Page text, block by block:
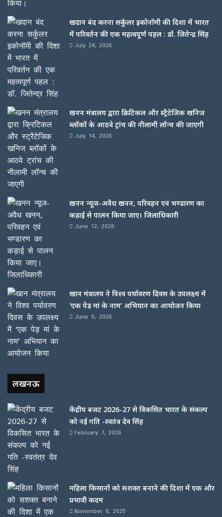
खदान बंद करना सर्कुलर इकोनॉमी की दिशा में भारत
में परिवर्तन की एक महत्वपूर्ण पहल : डॉ. जितेन्द्र सिंह
July 24, 2026
खनन मंत्रालय द्वारा क्रिटिकल और स्ट्रैटेजिक खनिज
ब्लॉकों के आठवे ट्रांच की नीलामी लॉन्च की जाएगी
July 14, 2026
खनन न्यूज-अवैध खनन, परिवहन एवं भण्डारण का
कड़ाई से पालन किया जाए। जिलाधिकारी
June 12, 2026
खान मंत्रालय ने विश्व पर्यावरण दिवस के उपलक्ष्य में
‘एक पेड़ मां के नाम’ अभियान का आयोजन किया
June 5, 2026
लखनऊ
केंद्रीय बजट 2026-27 से विकसित भारत के संकल्प
को नई गति -स्वतंत्र देव सिंह
February 7, 2026
महिला किसानों को सशक्त बनाने की दिशा में एक और
प्रभावी कदम
November 8, 2025